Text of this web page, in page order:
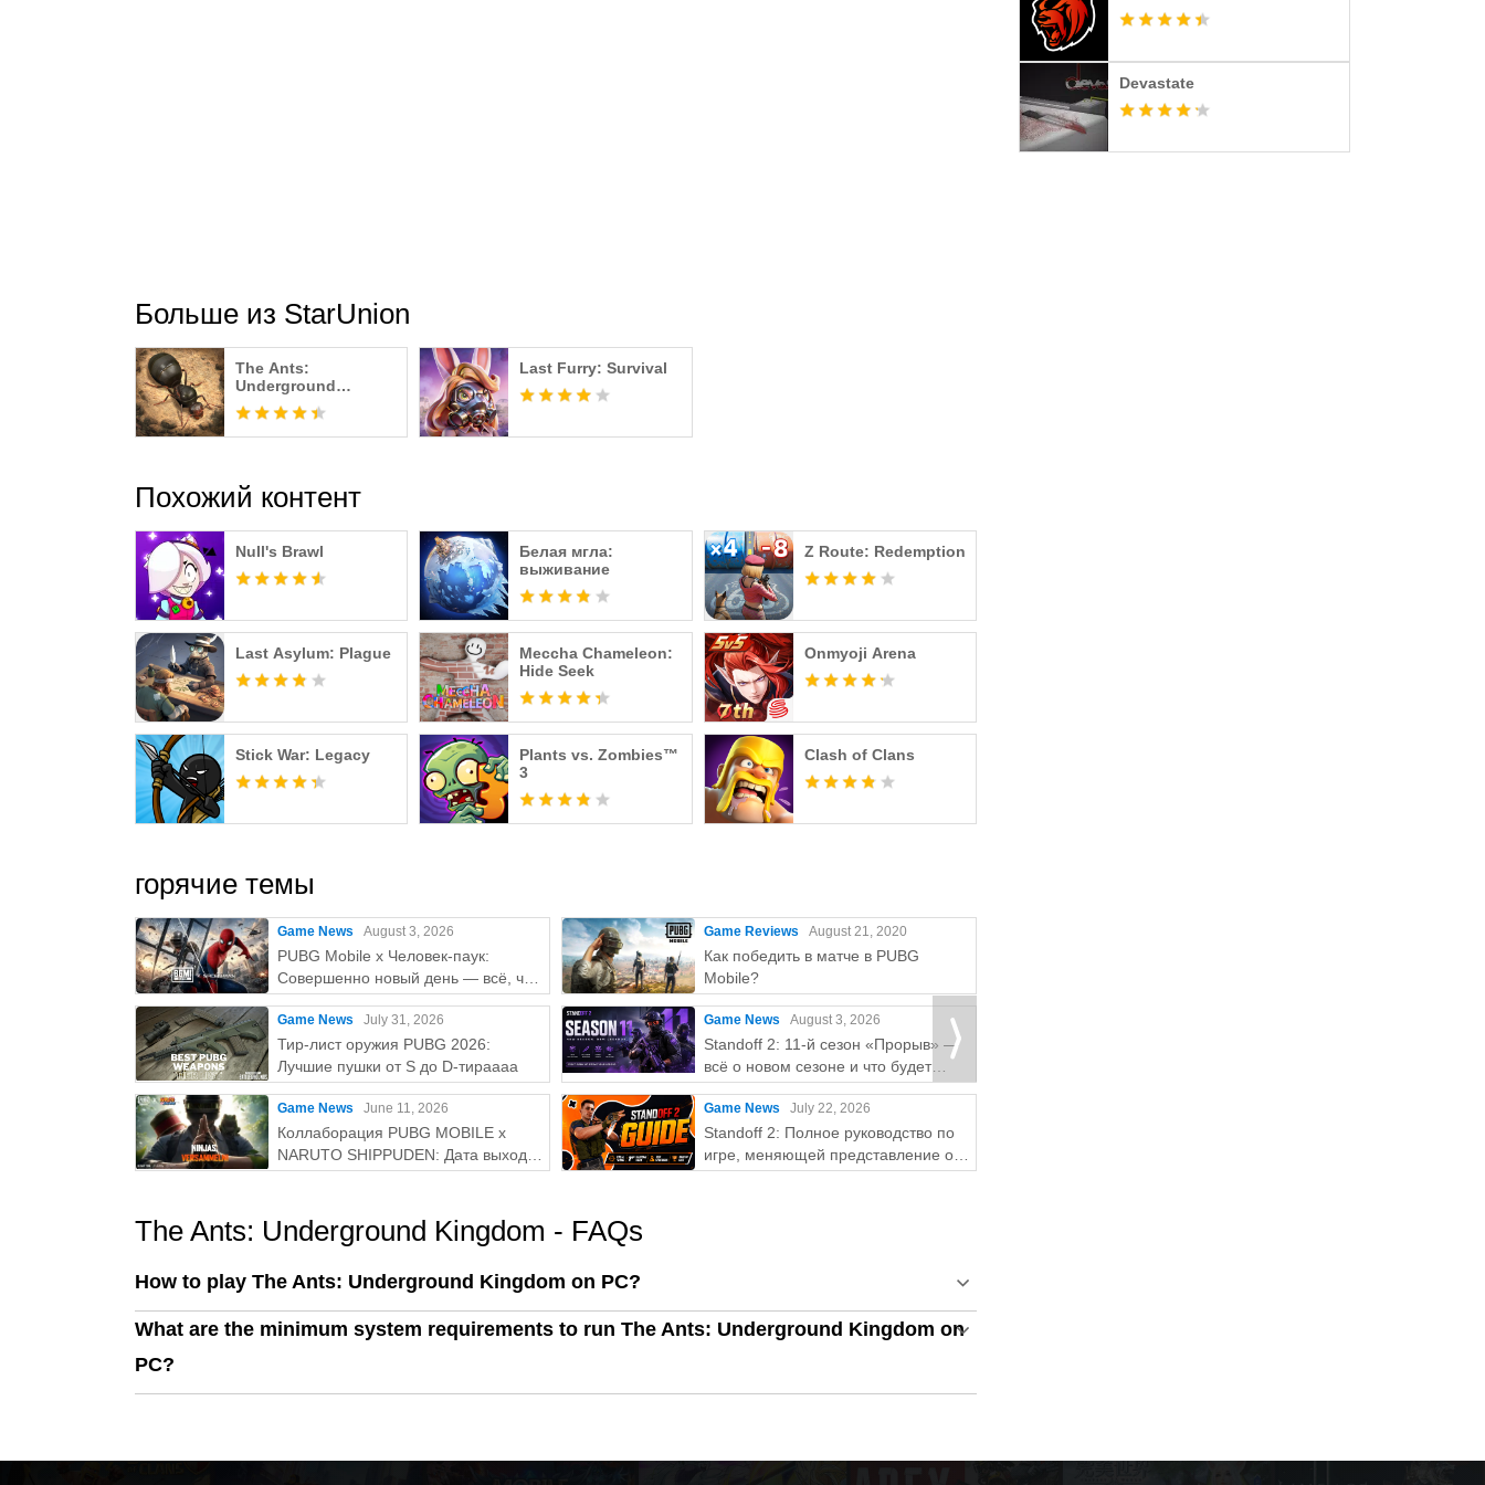
Больше из StarUnion
The Ants:
Underground
Kingdom
Last Furry: Survival
Похожий контент
Null's Brawl
Белая мгла:
выживание
Z Route: Redemption
Last Asylum: Plague
Meccha Chameleon:
Hide Seek
Onmyoji Arena
Stick War: Legacy
Plants vs. Zombies™
3
Clash of Clans
горячие темы
Game News August 3, 2026
PUBG Mobile x Человек-паук:
Совершенно новый день — всё, что
нужно знатьaaa
Game News July 31, 2026
Тир-лист оружия PUBG 2026:
Лучшие пушки от S до D-тираaaa
Game News June 11, 2026
Коллаборация PUBG MOBILE x
NARUTO SHIPPUDEN: Дата выхода
и бесплатные награды
Game Reviews August 21, 2020
Как победить в матче в PUBG
Mobile?
Game News August 3, 2026
Standoff 2: 11-й сезон «Прорыв» —
всё о новом сезоне и что будет
дальше?
Game News July 22, 2026
Standoff 2: Полное руководство по
игре, меняющей представление о
мобильных FPS
The Ants: Underground Kingdom - FAQs
How to play The Ants: Underground Kingdom on PC?
What are the minimum system requirements to run The Ants: Underground Kingdom on
PC?
Devastate